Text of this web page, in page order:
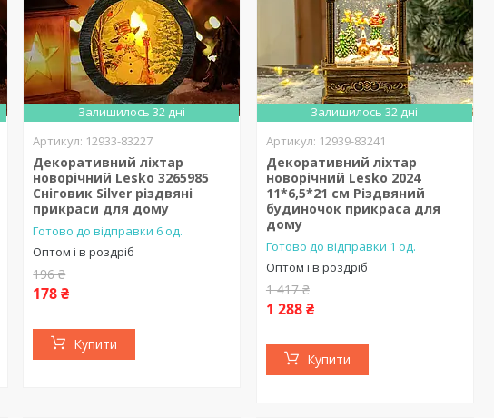
Залишилось 32 дні
12933-83227
Декоративний ліхтар
новорічний Lesko 3265985
Сніговик Silver різдвяні
прикраси для дому
Готово до відправки 6 од.
Оптом і в роздріб
196 ₴
178 ₴
Купити
Залишилось 32 дні
12939-83241
Декоративний ліхтар
новорічний Lesko 2024
11*6,5*21 см Різдвяний
будиночок прикраса для
дому
Готово до відправки 1 од.
Оптом і в роздріб
1 417 ₴
1 288 ₴
Купити